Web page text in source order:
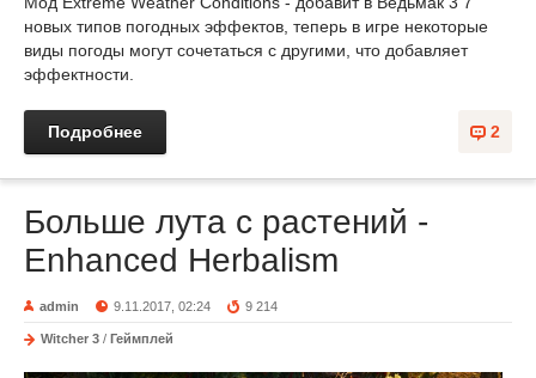
новых типов погодных эффектов, теперь в игре некоторые
виды погоды могут сочетаться с другими, что добавляет
эффектности.
2
Подробнее
Больше лута с растений -
Enhanced Herbalism
admin 9.11.2017, 02:24 9 214
Witcher 3 / Геймплей